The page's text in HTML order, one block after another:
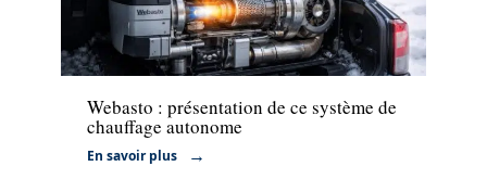
Actu
Webasto : présentation de ce système de
chauffage autonome
En savoir plus